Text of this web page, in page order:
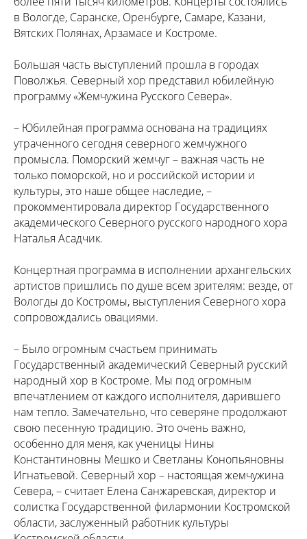
в Вологде, Саранске, Оренбурге, Самаре, Казани,
Вятских Полянах, Арзамасе и Костроме.
Большая часть выступлений прошла в городах
Поволжья. Северный хор представил юбилейную
программу «Жемчужина Русского Севера».
– Юбилейная программа основана на традициях
утраченного сегодня северного жемчужного
промысла. Поморский жемчуг – важная часть не
только поморской, но и российской истории и
культуры, это наше общее наследие, –
прокомментировала директор Государственного
академического Северного русского народного хора
Наталья Асадчик.
Концертная программа в исполнении архангельских
артистов пришлись по душе всем зрителям: везде, от
Вологды до Костромы, выступления Северного хора
сопровождались овациями.
– Было огромным счастьем принимать
Государственный академический Северный русский
народный хор в Костроме. Мы под огромным
впечатлением от каждого исполнителя, дарившего
нам тепло. Замечательно, что северяне продолжают
свою песенную традицию. Это очень важно,
особенно для меня, как ученицы Нины
Константиновны Мешко и Светланы Конопьяновны
Игнатьевой. Северный хор – настоящая жемчужина
Севера, – считает Елена Санжаревская, директор и
солистка Государственной филармонии Костромской
области, заслуженный работник культуры